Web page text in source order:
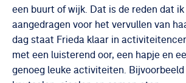
een buurt of wijk. Dat is de reden dat
aangedragen voor het vervullen van
dag staat Frieda klaar in
met een luisterend oor, een hapje en
genoeg leuke activiteiten. Bijvoorbeeld